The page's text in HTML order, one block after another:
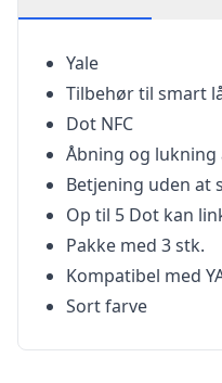
Yale
Tilbehør til smart
Dot NFC
Åbning og lukning
Betjening uden at
Op til 5 Dot kan
Pakke med 3 stk.
Kompatibel med
Sort farve